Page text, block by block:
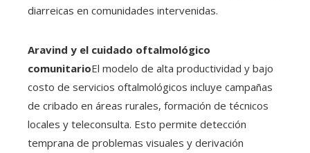
diarreicas en comunidades intervenidas.
Aravind y el cuidado oftalmológico
comunitarioEl modelo de alta productividad y bajo
costo de servicios oftalmológicos incluye campañas
de cribado en áreas rurales, formación de técnicos
locales y teleconsulta. Esto permite detección
temprana de problemas visuales y derivación